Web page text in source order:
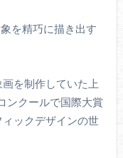
を精巧に描き出す
を制作していた上
ンクールで国際大賞
ックデザインの世